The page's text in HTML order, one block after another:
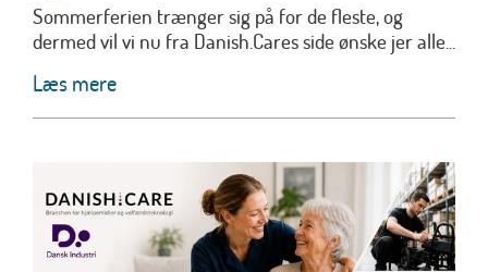
Sommerferien trænger sig på for de fleste, og
dermed vil vi nu fra Danish.Cares side ønske jer alle...
Læs mere